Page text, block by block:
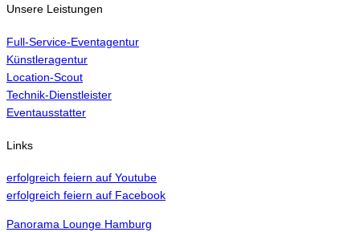
Unsere Leistungen
Full-Service-Eventagentur
Künstleragentur
Location-Scout
Technik-Dienstleister
Eventausstatter
Links
erfolgreich feiern auf Youtube
erfolgreich feiern auf Facebook
Panorama Lounge Hamburg